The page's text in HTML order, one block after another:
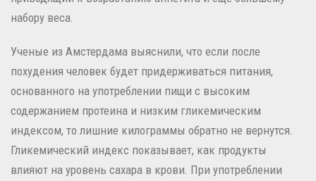
набору веса.
Ученые из Амстердама выяснили, что если после
похудения человек будет придерживаться питания,
основанного на употреблении пищи с высоким
содержанием протеина и низким гликемическим
индексом, то лишние килограммы обратно не вернутся.
Гликемический индекс показывает, как продукты
влияют на уровень сахара в крови. При употреблении